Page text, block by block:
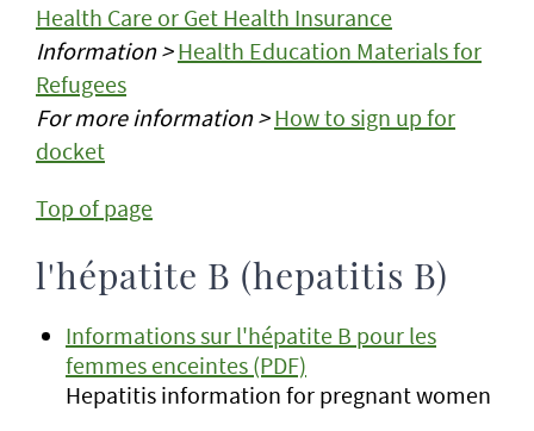
Health Care or Get Health Insurance
Information >Health Education Materials for
Refugees
For more information >How to sign up for
docket
Top of page
l'hépatite B (hepatitis B)
Informations sur l'hépatite B pour les
femmes enceintes (PDF)
Hepatitis information for pregnant women